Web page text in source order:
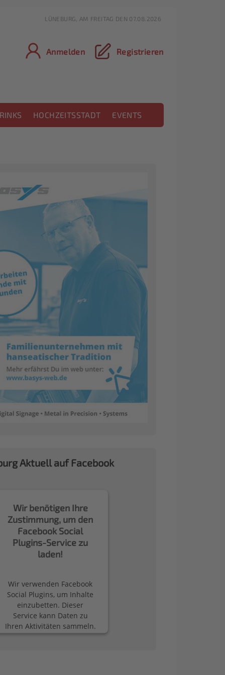
Anmelden Registrieren
HOCHZEITSSTADT EVENTS
LÜNEBURG, AM FREITAG DEN 07.08.2026
Aktuell auf Facebook
Wir benötigen Ihre
Zustimmung, um den
Facebook Social
Plugins-Service zu
laden!
Wir verwenden Facebook
Social Plugins, um Inhalte
einzubetten. Dieser
Service kann Daten zu
Ihren Aktivitäten sammeln.
Bitte lesen Sie die Details